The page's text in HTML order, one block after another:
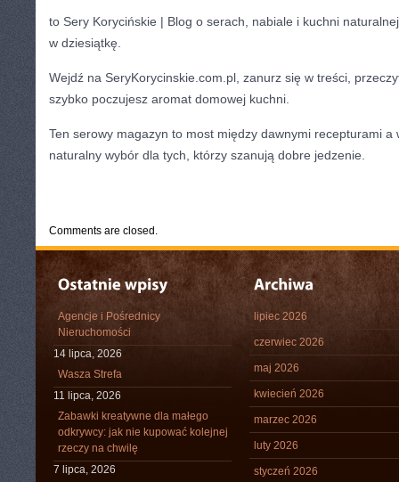
to Sery Korycińskie | Blog o serach, nabiale i kuchni
w dziesiątkę.
Wejdź na SeryKorycinskie.com.pl, zanurz się w treści,
szybko poczujesz aromat domowej kuchni.
Ten serowy magazyn to most między dawnymi recepturami a
naturalny wybór dla tych, którzy szanują dobre jedzenie.
Comments are closed.
Agencje i Pośrednicy
Nieruchomości
14 lipca, 2026
Wasza Strefa
11 lipca, 2026
Zabawki kreatywne dla małego
odkrywcy: jak nie kupować kolejnej
rzeczy na chwilę
7 lipca, 2026
lipiec 2026
czerwiec 2026
maj 2026
kwiecień 2026
marzec 2026
luty 2026
styczeń 2026